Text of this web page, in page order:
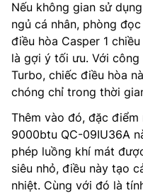
Nếu không gian sử
ngủ cá nhân, phòng
điều hòa Casper 1
là gợi ý tối ưu. Với
Turbo, chiếc điều hòa
chóng chỉ trong thời
Thêm vào đó, đặc
9000btu QC-09IU36A
phép luồng khí mát
siêu nhỏ, điều này tạo
nhiệt. Cùng với đó là